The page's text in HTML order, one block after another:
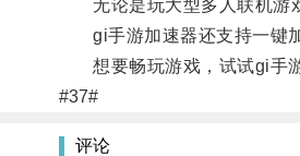
无论是玩大型多人联机游戏
gi手游加速器还支持一键加
想要畅玩游戏，试试gi手游
#37#
评论